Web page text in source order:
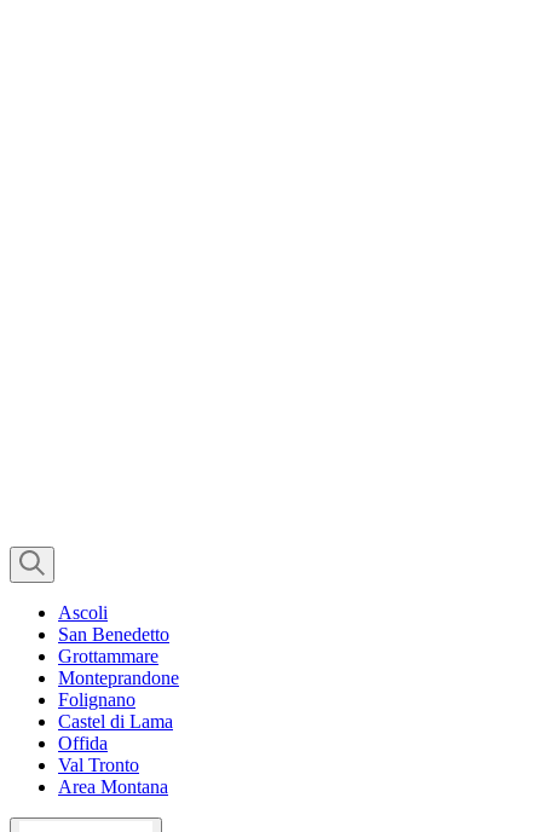
Ascoli
San Benedetto
Grottammare
Monteprandone
Folignano
Castel di Lama
Offida
Val Tronto
Area Montana